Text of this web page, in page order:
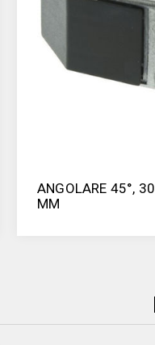
ANGOLARE 45°,
MM